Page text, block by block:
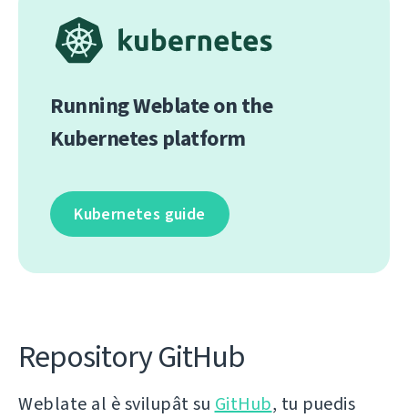
Running Weblate on the
Kubernetes platform
Kubernetes guide
Repository GitHub
Weblate al è svilupât su GitHub, tu puedis